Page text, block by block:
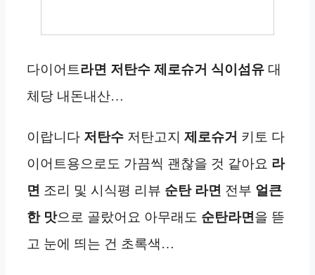
다이어트라면 저탄수 제로슈거 식이섬유 대
체당 내돈내산…
이랍니다 저탄수 저탄고지 제로슈거 키토 다
이어트용으로도 가끔씩 괜찮을 것 같아요 라
면 조리 및 시식평 리뷰 순탄 라면 전부 얼큰
한 맛으로 골랐어요 아무래도 순탄라면 을 뜯
고 눈에 띄는 건 초록색…